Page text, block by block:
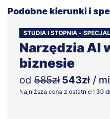
Podobne kierunki i
STUDIA I STOPNIA -
Narzędzia AI
biznesie
od 585zł 543zł /
Najniższa cena z ostatnich 30